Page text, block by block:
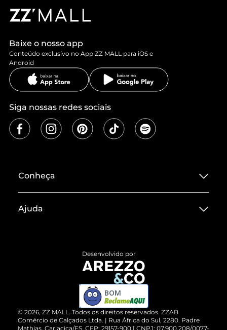
Baixe o nosso app
Conteúdo exclusivo no App ZZ MALL para iOS e
Android
Siga nossas redes sociais
Conheça
Termos de Uso
ZZ MALL é confiável
Cartão Presente
Ajuda
Devolução do Produto
Compre pelo WhatsApp
© 2026, ZZ MALL. Todos os direitos reservados. ZZAB
Comércio de Calçados Ltda. | Rua África do Sul, 2280. Padre
Mathias, Cariacica/ES. CEP: 29157-900 | CNPJ: 07.900.208/0077-
Desenvolvido por
BOM